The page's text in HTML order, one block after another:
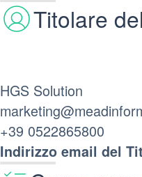
Titolare
HGS Solution
+39 0522865800
Indirizzo email del